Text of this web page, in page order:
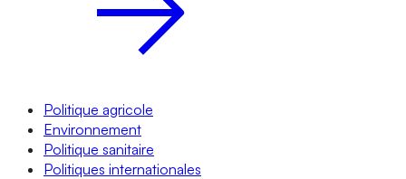
Politique agricole
Environnement
Politique sanitaire
Politiques internationales